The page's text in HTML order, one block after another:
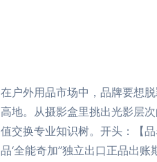
在户外用品市场中，品牌要想
高地。从摄影盒里挑出光影层
值交换专业知识树。开头：【
品‘全能奇加’’独立出口正品